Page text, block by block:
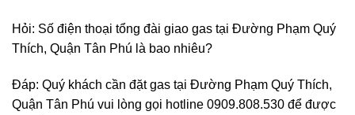
Hỏi: Số điện thoại tổng đài giao gas tại Đường Phạm Quý
Thích, Quận Tân Phú là bao nhiêu?
Đáp: Quý khách cần đặt gas tại Đường Phạm Quý Thích,
Quận Tân Phú vui lòng gọi hotline 0909.808.530 để được